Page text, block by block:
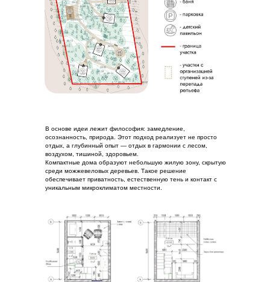
В основе идеи лежит философия: замедление,
осознанность, природа. Этот подход реализует не просто
отдых, а глубинный опыт — отдых в гармонии с лесом,
воздухом, тишиной, здоровьем.
Компактные дома образуют небольшую жилую зону, скрытую
среди можжевеловых деревьев. Такое решение
обеспечивает приватность, естественную тень и контакт с
уникальным микроклиматом местности.